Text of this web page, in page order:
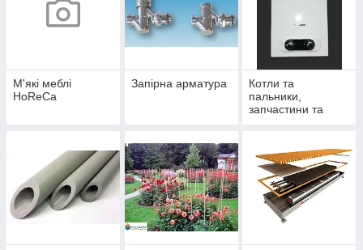
М'які меблі
HoReCa
Запірна арматура
Котли та
пальники,
запчастини та